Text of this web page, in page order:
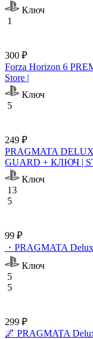
Ключ
1
300 ₽
Forza Horizon 6
Store |
Ключ
5
249 ₽
PRAGMATA
GUARD + КЛЮЧ |
Ключ
13
5
99 ₽
・PRAGMATA
Ключ
5
5
299 ₽
🌌 PRAGMATA